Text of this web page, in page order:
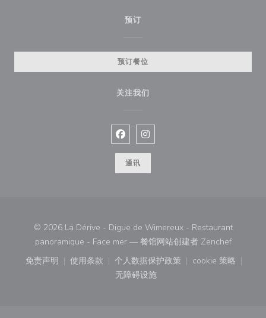
预订
预订餐位
关注我们
Facebook ((在新窗口中打开))
Instagram ((在新窗口中打开))
通讯
© 2026 La Dérive - Digue de Wimereux - Restaurant
panoramique - Face mer — 餐馆网站创建者 Zenchef((在新窗
免责声明
((在新窗口中打开))
使用条款
((在新窗口中打开))
个人数据保护政策
((在新窗口中打开))
cookie 策略
((在新窗口
无障碍设施
((在新窗口中打开))